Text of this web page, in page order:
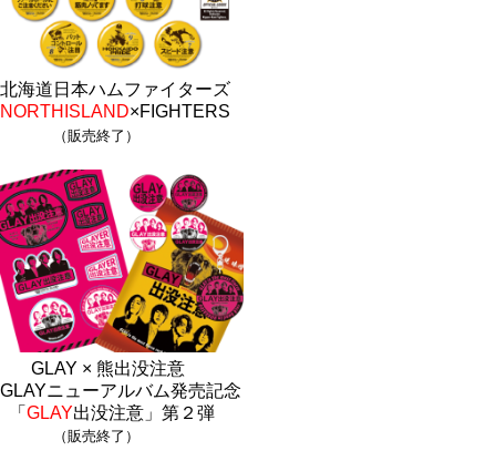
北海道日本ハムファイターズ
NORTHISLAND×FIGHTERS
（販売終了）
GLAY × 熊出没注意
GLAYニューアルバム発売記念
「 GLAY出没注意」第２弾
（販売終了）